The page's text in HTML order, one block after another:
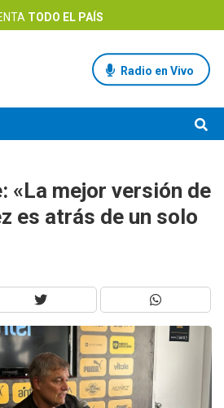
TODO EL PAÍS
Radio en Vivo
«La mejor versión de
es atrás de un solo